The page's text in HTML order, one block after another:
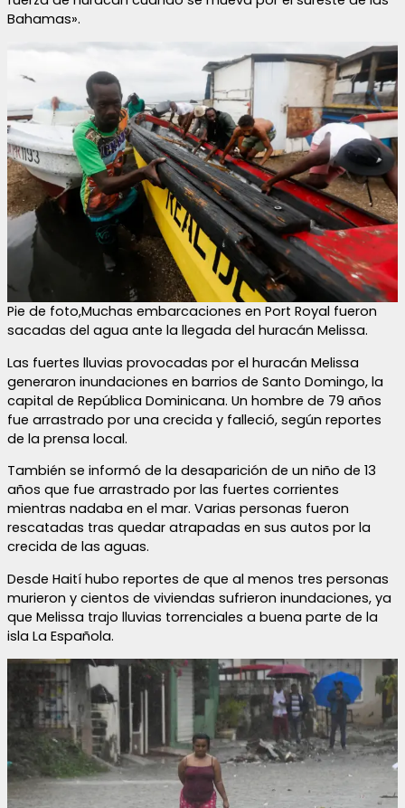
Bahamas».
Pie de foto,Muchas embarcaciones en Port Royal fueron
sacadas del agua ante la llegada del huracán Melissa.
Las fuertes lluvias provocadas por el huracán Melissa
generaron inundaciones en barrios de Santo Domingo, la
capital de República Dominicana. Un hombre de 79 años
fue arrastrado por una crecida y falleció, según reportes
de la prensa local.
También se informó de la desaparición de un niño de 13
años que fue arrastrado por las fuertes corrientes
mientras nadaba en el mar. Varias personas fueron
rescatadas tras quedar atrapadas en sus autos por la
crecida de las aguas.
Desde Haití hubo reportes de que al menos tres personas
murieron y cientos de viviendas sufrieron inundaciones, ya
que Melissa trajo lluvias torrenciales a buena parte de la
isla La Española.